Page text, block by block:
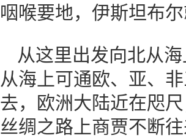
咽喉要地，伊斯坦布
从这里出发向北从
从海上可通欧、亚、
去，欧洲大陆近在咫
丝绸之路上商贾不断